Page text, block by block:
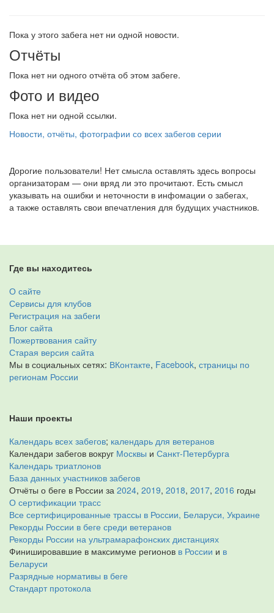
Пока у этого забега нет ни одной новости.
Отчёты
Пока нет ни одного отчёта об этом забеге.
Фото и видео
Пока нет ни одной ссылки.
Новости, отчёты, фотографии со всех забегов серии
Дорогие пользователи! Нет смысла оставлять здесь вопросы
организаторам — они вряд ли это прочитают. Есть смысл
указывать на ошибки и неточности в инфомации о забегах,
а также оставлять свои впечатления для будущих участников.
Где вы находитесь
О сайте
Сервисы для клубов
Регистрация на забеги
Блог сайта
Пожертвования сайту
Старая версия сайта
Мы в социальных сетях: ВКонтакте, Facebook, страницы по
регионам России
Наши проекты
Календарь всех забегов; календарь для ветеранов
Календари забегов вокруг Москвы и Санкт-Петербурга
Календарь триатлонов
База данных участников забегов
Отчёты о беге в России за 2024, 2019, 2018, 2017, 2016 годы
О сертификации трасс
Все сертифицированные трассы в России, Беларуси, Украине
Рекорды России в беге среди ветеранов
Рекорды России на ультрамарафонских дистанциях
Финишировавшие в максимуме регионов в России и в
Беларуси
Разрядные нормативы в беге
Стандарт протокола